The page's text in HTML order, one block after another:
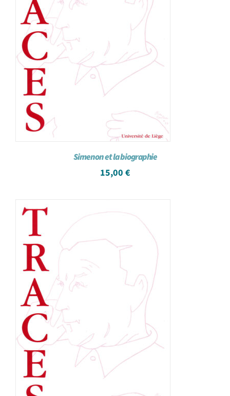
Simenon et la biographie
15,00 €